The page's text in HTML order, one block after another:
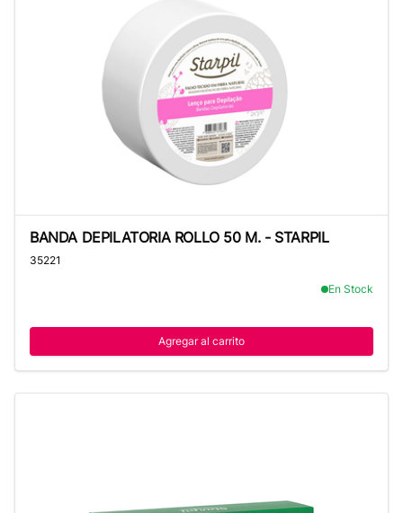
BANDA DEPILATORIA ROLLO 50 M. - STARPIL
35221
En Stock
Agregar al carrito